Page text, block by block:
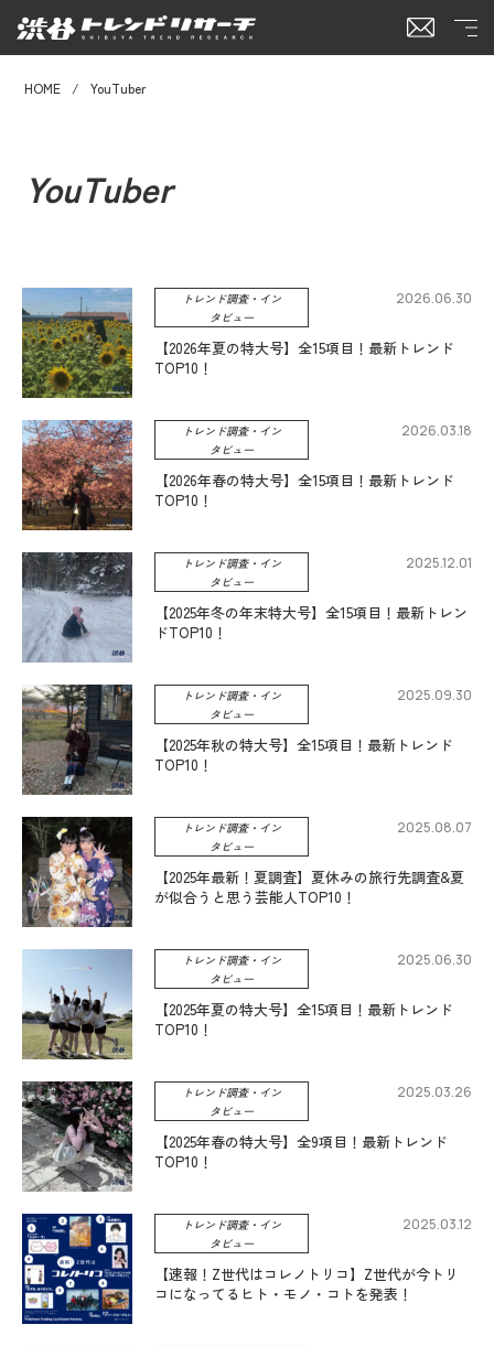
HOME YouTuber
YouTuber
トレンド調査・イン
タビュー
2026.06.30
【2026年夏の特大号】全15項目！最新トレンド
TOP10！
トレンド調査・イン
タビュー
2026.03.18
【2026年春の特大号】全15項目！最新トレンド
TOP10！
トレンド調査・イン
タビュー
2025.12.01
【2025年冬の年末特大号】全15項目！最新トレン
ドTOP10！
トレンド調査・イン
タビュー
2025.09.30
【2025年秋の特大号】全15項目！最新トレンド
TOP10！
トレンド調査・イン
タビュー
2025.08.07
【2025年最新！夏調査】夏休みの旅行先調査&夏
が似合うと思う芸能人TOP10！
トレンド調査・イン
タビュー
2025.06.30
【2025年夏の特大号】全15項目！最新トレンド
TOP10！
トレンド調査・イン
タビュー
2025.03.26
【2025年春の特大号】全9項目！最新トレンド
TOP10！
トレンド調査・イン
タビュー
2025.03.12
【速報！Z世代はコレノトリコ】Z世代が今トリ
コになってるヒト・モノ・コトを発表！